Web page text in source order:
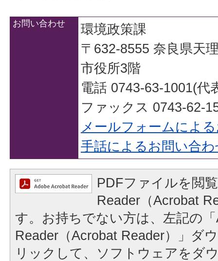
お問い合わせ
環境政策課
〒632-8555 奈良県天
市役所3階
電話 0743-63-1001(代
ファックス 0743-62-
メールフォームによ
手話によるお問い合
PDFファイルを閲
Reader（Acrobat
す。お持ちでない方は、左記の
Reader（Acrobat Reader）」ダ
リックして、ソフトウェアをダ